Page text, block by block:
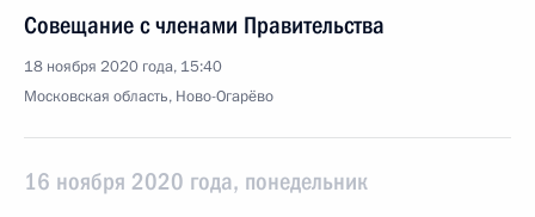
Совещание с членами Правительства
18 ноября 2020 года, 15:40
Московская область, Ново-Огарёво
16 ноября 2020 года, понедельник